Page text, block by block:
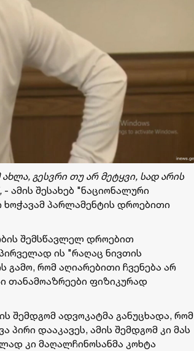
გესვრი თუ არ მეტყვი, სად არის
- ამის შესახებ "ნაციონალური
პარლამენტის დროებითი
შემსწავლელ დროებით
ის "რაღაც ნივთის
გამო, რომ აღიარებითი ჩვენება არ
თანამოაზრეები ფიზიკურად
შემდგომ ადვოკატმა განუცხადა, რომ
დააკავეს, ამის შემდგომ კი მას
კი მაღალჩინოსანმა კოხტა